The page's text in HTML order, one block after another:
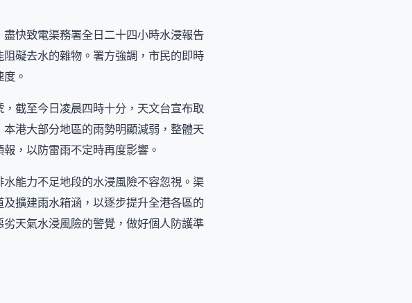
快致電渠務署全日二十四小時水浸報告
礙去水的雜物。署方強調，市民的即時
。
截至今日凌晨四時十分，天文台宣布取
港大部分地區的雨勢明顯減弱，整體天
，以防雷雨不定時再度影響。
能力不足地段的水浸風險不容忽視。渠
擴建雨水箱涵，以逐步提升全港各區的
天氣水浸風險的警覺，做好個人防護準